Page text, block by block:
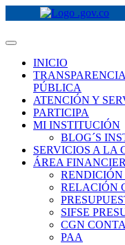
INICIO
PÚBLICA
ATENCIÓN Y
PARTICIPA
MI INSTITUCIÓN
BLOG´S
SERVICIOS A LA
ÁREA
RENDICIÓN
RELACIÓN
SIFSE
CGN
PAA